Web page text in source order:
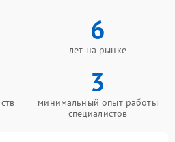
6
лет на рынке
3
минимальный опыт работы
специалистов